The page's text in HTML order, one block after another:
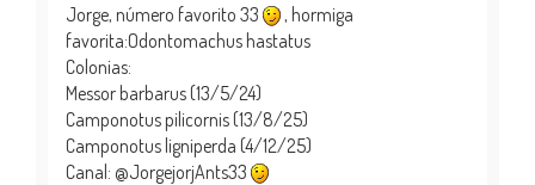
Jorge, número favorito 33
, hormiga
favorita:Odontomachus hastatus
Colonias:
Messor barbarus (13/5/24)
Camponotus pilicornis (13/8/25)
Camponotus ligniperda (4/12/25)
Canal: @JorgejorjAnts33